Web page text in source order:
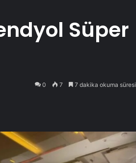
Süper
0 7 7 dakika okuma süresi